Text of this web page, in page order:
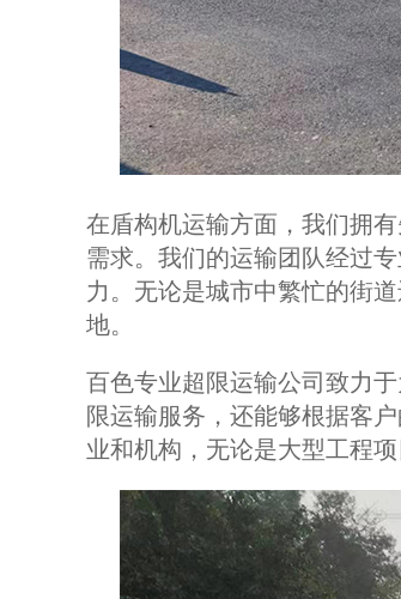
在盾构机运输方面，我们拥
需求。我们的运输团队经过
力。无论是城市中繁忙的街
地。
百色专业超限运输公司致力
限运输服务，还能够根据客
业和机构，无论是大型工程